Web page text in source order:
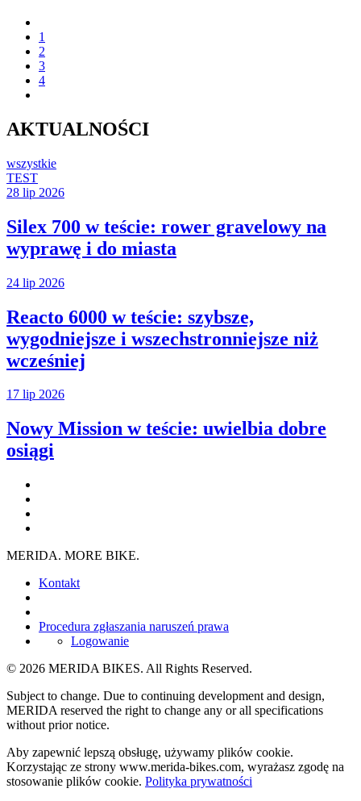
1
2
3
4
AKTUALNOŚCI
wszystkie
TEST
28 lip 2026
Silex 700 w teście: rower gravelowy na
wyprawę i do miasta
24 lip 2026
Reacto 6000 w teście: szybsze,
wygodniejsze i wszechstronniejsze niż
wcześniej
17 lip 2026
Nowy Mission w teście: uwielbia dobre
osiągi
MERIDA. MORE BIKE.
Kontakt
Procedura zgłaszania naruszeń prawa
Logowanie
© 2026 MERIDA BIKES. All Rights Reserved.
Subject to change. Due to continuing development and design,
MERIDA reserved the right to change any or all specifications
without prior notice.
Aby zapewnić lepszą obsługę, używamy plików cookie.
Korzystając ze strony www.merida-bikes.com, wyrażasz zgodę na
stosowanie plików cookie. Polityka prywatności